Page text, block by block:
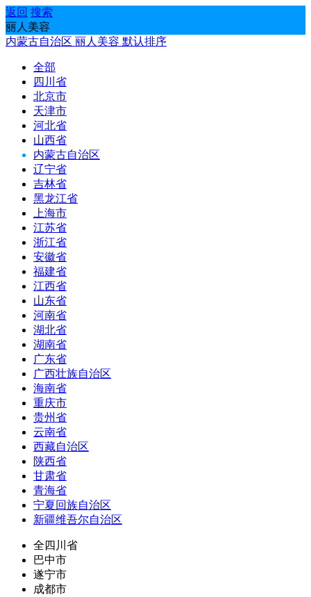
返回 搜索
丽人美容
内蒙古自治区 丽人美容 默认排序
全部
四川省
北京市
天津市
河北省
山西省
内蒙古自治区
辽宁省
吉林省
黑龙江省
上海市
江苏省
浙江省
安徽省
福建省
江西省
山东省
河南省
湖北省
湖南省
广东省
广西壮族自治区
海南省
重庆市
贵州省
云南省
西藏自治区
陕西省
甘肃省
青海省
宁夏回族自治区
新疆维吾尔自治区
全四川省
巴中市
遂宁市
成都市